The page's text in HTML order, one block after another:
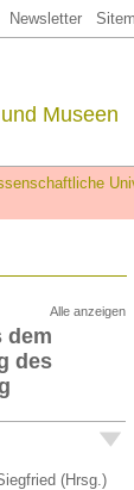
Newsletter
Museen
Alle anzeigen
dem
des
(Hrsg.)